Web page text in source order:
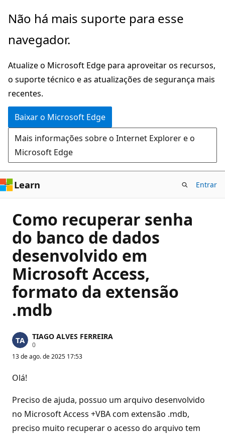
Pular
o
principal
Não há mais suporte para esse
navegador.
Atualize o Microsoft Edge para aproveitar os recursos,
o suporte técnico e as atualizações de segurança mais
recentes.
Baixar o Microsoft Edge
Mais informações sobre o Internet Explorer e o
Microsoft Edge
Learn Entrar
Como recuperar senha
do banco de dados
desenvolvido em
Microsoft Access,
formato da extensão
.mdb
TIAGO ALVES FERREIRA
0P
n
e
r
e
p
u
13 de ago. de 2025 17:53
Olá!
Preciso de ajuda, possuo um arquivo desenvolvido
no Microsoft Access +VBA com extensão .mdb,
preciso muito recuperar o acesso do arquivo tem